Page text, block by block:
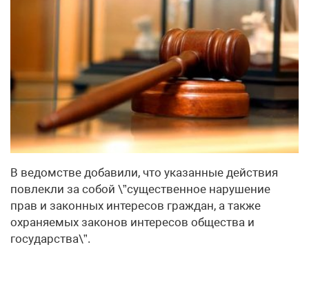
В ведомстве добавили, что указанные действия
повлекли за собой \”существенное нарушение
прав и законных интересов граждан, а также
охраняемых законов интересов общества и
государства\”.